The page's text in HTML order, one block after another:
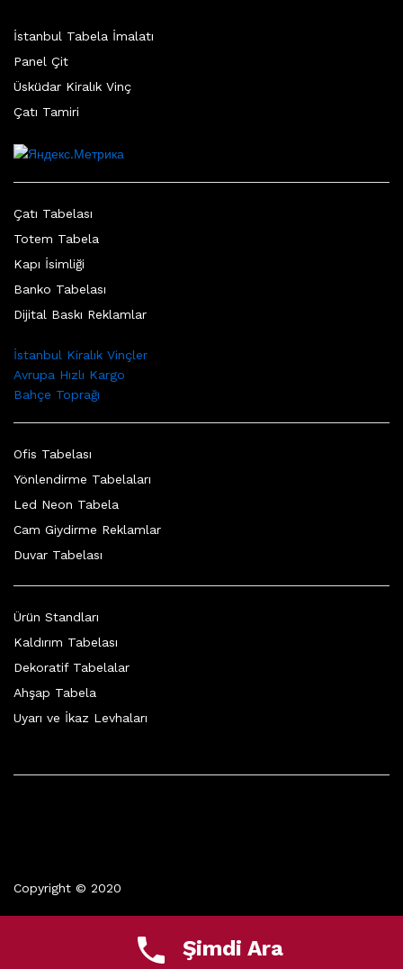
İstanbul Tabela İmalatı
Panel Çit
Üsküdar Kiralık Vinç
Çatı Tamiri
Çatı Tabelası
Totem Tabela
Kapı İsimliği
Banko Tabelası
Dijital Baskı Reklamlar
İstanbul Kiralık Vinçler
Avrupa Hızlı Kargo
Bahçe Toprağı
Ofis Tabelası
Yönlendirme Tabelaları
Led Neon Tabela
Cam Giydirme Reklamlar
Duvar Tabelası
Ürün Standları
Kaldırım Tabelası
Dekoratif Tabelalar
Ahşap Tabela
Uyarı ve İkaz Levhaları
Copyright © 2020
Şimdi Ara